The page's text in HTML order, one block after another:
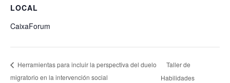
LOCAL
CaixaForum
Herramientas para incluir la perspectiva del duelo
migratorio en la intervención social
Taller de
Habilidades